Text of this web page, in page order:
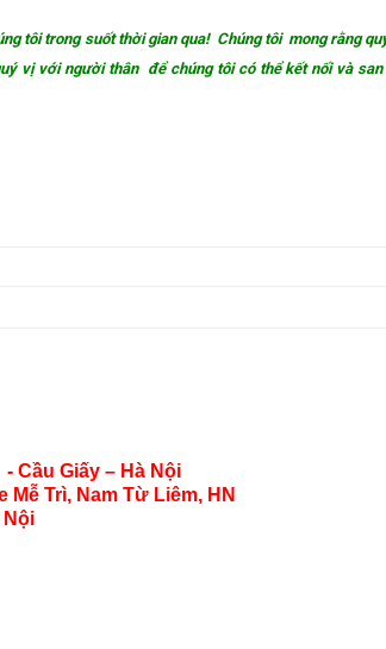
tôi trong suốt thời gian qua! Chúng tôi mong rằng
vị với người thân để chúng tôi có thể kết nối và
Cầu Giấy – Hà Nội
Nam Từ Liêm, HN